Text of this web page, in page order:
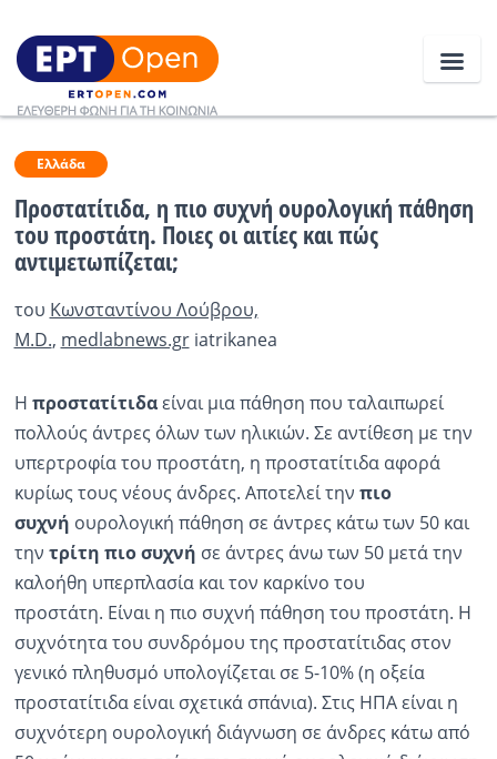
Ειδήσεις
Ελλάδα
Πολιτική
Αθλητικά
Κόσμος
Ραδιόφωνο LIVE
Εκπομπές
Πολιτισμός
Ελλάδα
Προστατίτιδα, η πιο συχνή ουρολογική πάθηση
του προστάτη. Ποιες οι αιτίες και πώς
αντιμετωπίζεται;
του Κωνσταντίνου Λούβρου,
Μ.D., medlabnews.griatrikanea
Η προστατίτιδαείναι μια πάθηση που ταλαιπωρεί
πολλούς άντρες όλων των ηλικιών. Σε αντίθεση με την
υπερτροφία του προστάτη, η προστατίτιδα αφορά
κυρίως τους νέους άνδρες. Αποτελεί την πιο
συχνή ουρολογική πάθηση σε άντρες κάτω των 50 και
την τρίτη πιο συχνή σε άντρες άνω των 50 μετά την
καλοήθη υπερπλασία και τον καρκίνο του
προστάτη. Είναι η πιο συχνή πάθηση του προστάτη. Η
συχνότητα του συνδρόμου της προστατίτιδας στον
γενικό πληθυσμό υπολογίζεται σε 5-10% (η οξεία
προστατίτιδα είναι σχετικά σπάνια). Στις ΗΠΑ είναι η
συχνότερη ουρολογική διάγνωση σε άνδρες κάτω από